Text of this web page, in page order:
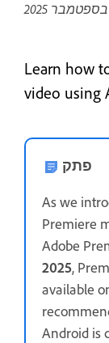
Learn how
video using
פתק
As we
Premiere
Adobe
2025,
available
Android is